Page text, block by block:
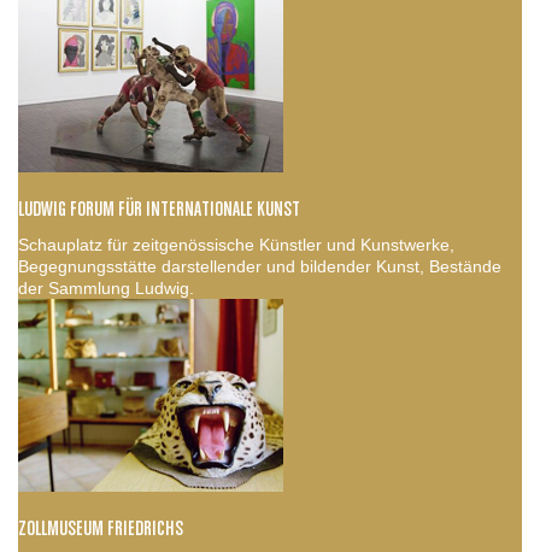
LUDWIG FORUM FÜR INTERNATIONALE KUNST
Schauplatz für zeitgenössische Künstler und Kunstwerke,
Begegnungsstätte darstellender und bildender Kunst, Bestände
der Sammlung Ludwig.
ZOLLMUSEUM FRIEDRICHS